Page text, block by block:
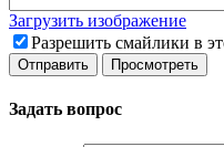
Загрузить изображение
Разрешить смайлики в
Задать вопрос